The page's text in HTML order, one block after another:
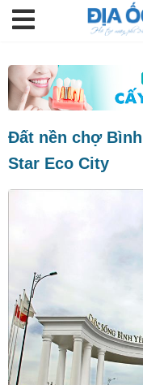
Đất nền chợ
Star Eco City